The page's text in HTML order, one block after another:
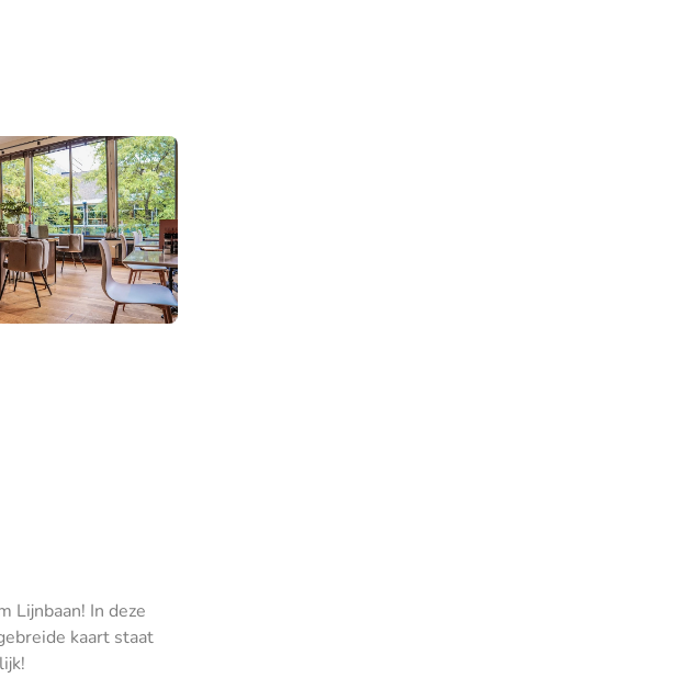
Lijnbaan! In deze
kaart staat